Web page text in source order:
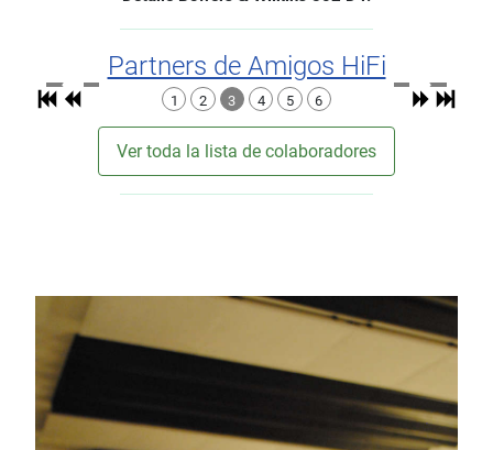
Partners de Amigos HiFi
1 2 3 4 5 6
Ver toda la lista de colaboradores